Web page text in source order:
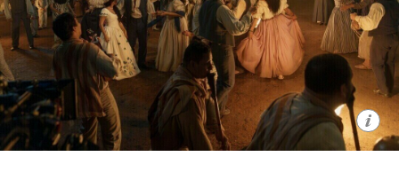
Детектив о семейных скелетах в шкафу,
спродюсированный создателями
«Сплетницы». Девушка Энни (Элла
Рубин из «Дожить до рассвета») все
свои 17 лет прожила в Нью-Йорке, но
внезапно получила в наследство от